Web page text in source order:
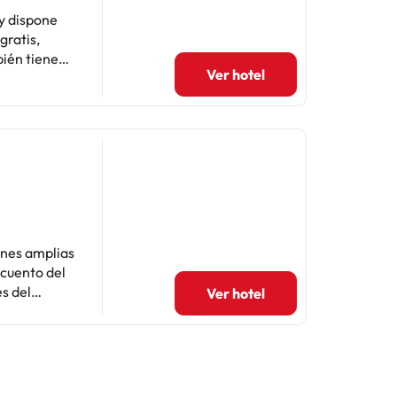
Los
un
te
efectivo
dispone
tiene
Ver hotel
amplias
del
Ver hotel